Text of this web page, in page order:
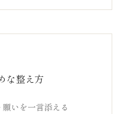
な整え方
いを一言添える